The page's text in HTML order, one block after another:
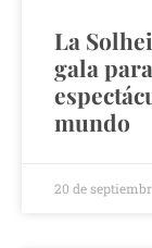
La
gala
mundo
20 de